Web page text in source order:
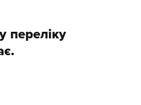
переліку